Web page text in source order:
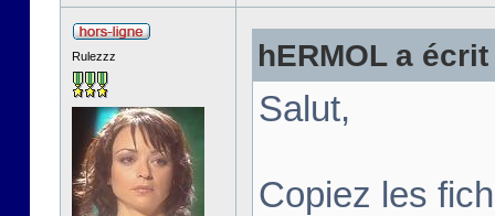
Rulezzz hERMOL a
Salut,
Copiez les